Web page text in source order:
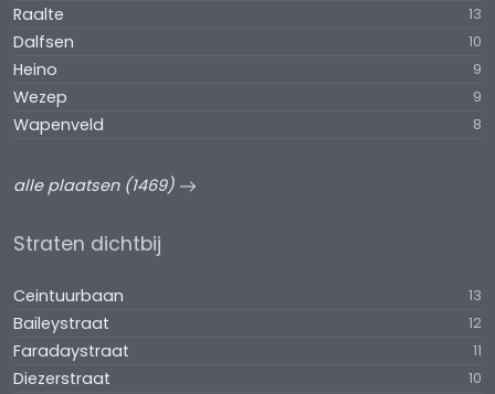
Raalte 13
Dalfsen 10
Heino 9
Wezep 9
Wapenveld 8
alle plaatsen (1469)
Straten dichtbij
Ceintuurbaan 13
Baileystraat 12
Faradaystraat 11
Diezerstraat 10